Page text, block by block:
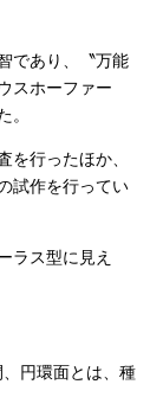
であり、〝万能
スホーファー
。
を行ったほか、
試作を行ってい
ラス型に見え
円環面とは、種